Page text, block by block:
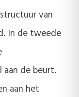
van
In de tweede
de beurt.
aan het